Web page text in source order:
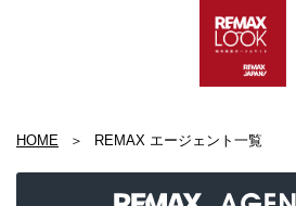
HOME REMAX エージェント一覧